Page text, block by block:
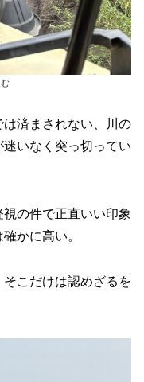
済まされない、川の
いなく突っ切ってい
の件で正直いい印象
かに高い。
こだけは認めざるを